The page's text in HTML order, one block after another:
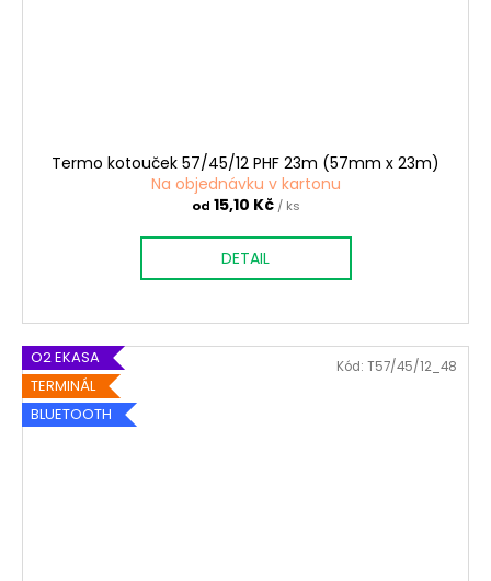
Termo kotouček 57/45/12 PHF 23m (57mm x 23m)
Na objednávku v kartonu
od 15,10 Kč / ks
DETAIL
O2 EKASA
TERMINÁL
BLUETOOTH
Kód: T57/45/12_48